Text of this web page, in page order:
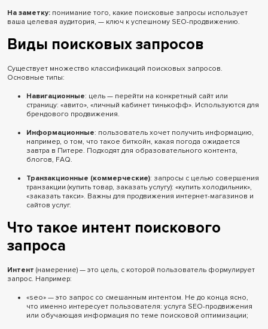
Где и как собирать поисковые запросы
На заметку: понимание того, какие поисковые запросы использует
ваша целевая аудитория, — ключ к успешному SEO-продвижению.
Виды поисковых запросов
Существует множество классификаций поисковых запросов.
Основные типы:
Навигационные: цель — перейти на конкретный сайт или
страницу: «авито», «личный кабинет тинькофф». Используются для
брендового продвижения.
Информационные: пользователь хочет получить информацию,
например, о том, что такое биткойн, какая погода ожидается
завтра в Питере. Подходят для образовательного контента,
блогов, FAQ.
Транзакционные (коммерческие): запросы с целью совершения
транзакции (купить товар, заказать услугу): «купить холодильник»,
«заказать такси». Важны для продвижения интернет-магазинов и
сайтов услуг.
Что такое интент поискового
запроса
Интент (намерение) — это цель, с которой пользователь формулирует
запрос. Например:
«seo» — это запрос со смешанным интентом. Не до конца ясно,
что именно интересует пользователя: услуга SEO-продвижения
или обучающая информация по теме поисковой оптимизации;